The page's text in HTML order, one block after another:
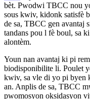
bèt. Pwodwi TBCC nou
sous kwiv, kidonk satisfè
de sa, TBCC gen avantaj
tandans pou l fè boul, sa
alontèm.
Youn nan avantaj ki pi
biodisponibilite li. Poulet
kwiv, sa vle di yo pi byen
an. Anplis de sa, TBCC
pwomosyon oksidasyon